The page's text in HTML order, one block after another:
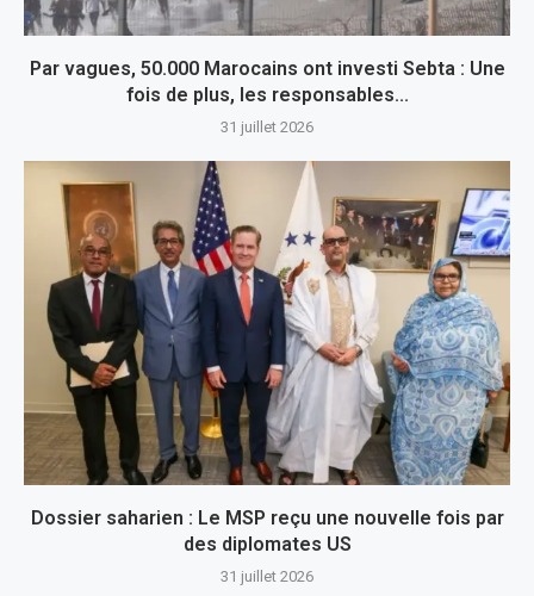
Par vagues, 50.000 Marocains ont investi Sebta : Une
fois de plus, les responsables...
31 juillet 2026
Dossier saharien : Le MSP reçu une nouvelle fois par
des diplomates US
31 juillet 2026